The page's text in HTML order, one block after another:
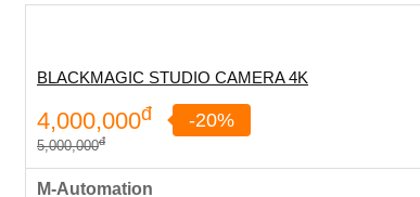
BLACKMAGIC STUDIO CAMERA 4K
4,000,000đ
5,000,000đ
-20%
M-Automation